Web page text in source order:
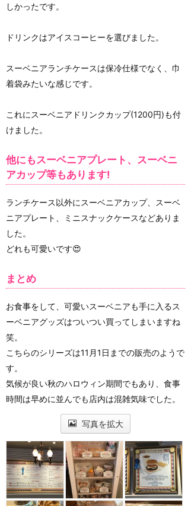
しかったです。
ドリンクはアイスコーヒーを選びました。
スーベニアランチケースは保冷仕様でなく、巾
着袋みたいな感じです。
これにスーベニアドリンクカップ(1200円)も付
けました。
他にもスーベニアプレート、スーベニ
アカップ等もあります!
ランチケース以外にスーベニアカップ、スーベ
ニアプレート、ミニスナックケースなどありま
した。
どれも可愛いです😍
まとめ
お食事をして、可愛いスーベニアも手に入るス
ーベニアグッズはついつい買ってしまいますね
笑。
こちらのシリーズは11月1日までの販売のようで
す。
気候が良い秋のハロウィン期間でもあり、食事
時間は早めに並んでも店内は混雑気味でした。
写真を拡大